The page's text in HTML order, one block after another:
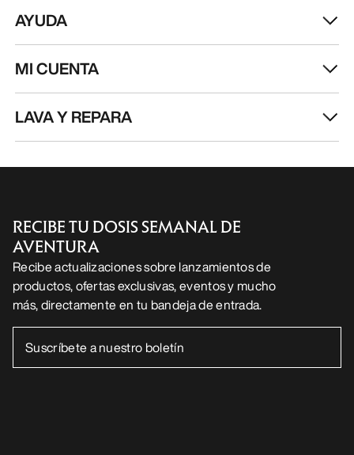
AYUDA
MI CUENTA
LAVA Y REPARA
RECIBE TU DOSIS SEMANAL DE
AVENTURA
Recibe actualizaciones sobre lanzamientos de
productos, ofertas exclusivas, eventos y mucho
más, directamente en tu bandeja de entrada.